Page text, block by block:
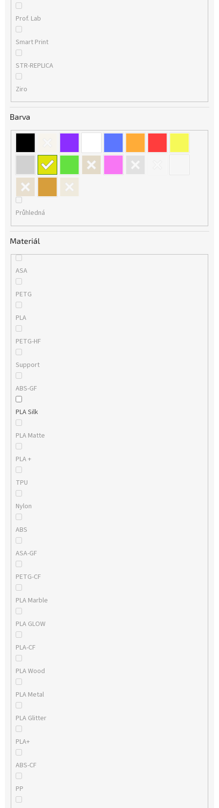
Prof. Lab
Smart Print
STR-REPLICA
Ziro
Barva
Průhledná
Materiál
ASA
PETG
PLA
PETG-HF
Support
ABS-GF
PLA Silk
PLA Matte
PLA +
TPU
Nylon
ABS
ASA-GF
PETG-CF
PLA Marble
PLA GLOW
PLA-CF
PLA Wood
PLA Metal
PLA Glitter
PLA+
ABS-CF
PP